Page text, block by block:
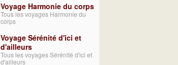
Voyage Harmonie du corps
Tous les voyages Harmonie du
corps
Voyage Sérénité d'ici et
d'ailleurs
Tous les voyages Sérénité d'ici et
d'ailleurs